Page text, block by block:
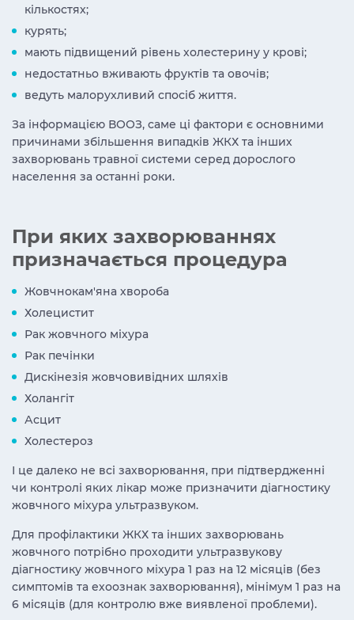
кількостях;
курять;
мають підвищений рівень холестерину у крові;
недостатньо вживають фруктів та овочів;
ведуть малорухливий спосіб життя.
За інформацією ВООЗ, саме ці фактори є основними
причинами збільшення випадків ЖКХ та інших
захворювань травної системи серед дорослого
населення за останні роки.
При яких захворюваннях
призначається процедура
Жовчнокам'яна хвороба
Холецистит
Рак жовчного міхура
Рак печінки
Дискінезія жовчовивідних шляхів
Холангіт
Асцит
Холестероз
І це далеко не всі захворювання, при підтвердженні
чи контролі яких лікар може призначити діагностику
жовчного міхура ультразвуком.
Для профілактики ЖКХ та інших захворювань
жовчного потрібно проходити ультразвукову
діагностику жовчного міхура 1 раз на 12 місяців (без
симптомів та ехоознак захворювання), мінімум 1 раз на
6 місяців (для контролю вже виявленої проблеми).